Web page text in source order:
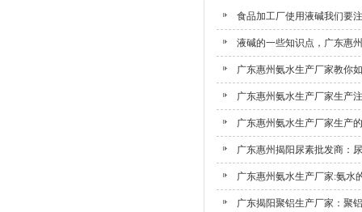
食品加工厂使用液碱我们要
液碱的一些知识点，广东惠
广东惠州氨水生产厂家教你
广东惠州氨水生产厂家生产
广东惠州氨水生产厂家生产
广东惠州揭阳尿素批发商：
广东惠州氨水生产厂家:氨水
广东揭阳聚铝生产厂家：聚